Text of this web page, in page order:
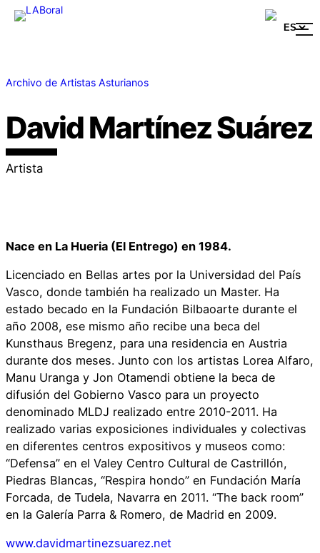
Archivo de Artistas Asturianos
David Martínez Suárez
Artista
Nace en La Hueria (El Entrego) en 1984.
Licenciado en Bellas artes por la Universidad del País
Vasco, donde también ha realizado un Master. Ha
estado becado en la Fundación Bilbaoarte durante el
año 2008, ese mismo año recibe una beca del
Kunsthaus Bregenz, para una residencia en Austria
durante dos meses. Junto con los artistas Lorea Alfaro,
Manu Uranga y Jon Otamendi obtiene la beca de
difusión del Gobierno Vasco para un proyecto
denominado MLDJ realizado entre 2010-2011. Ha
realizado varias exposiciones individuales y colectivas
en diferentes centros expositivos y museos como:
“Defensa” en el Valey Centro Cultural de Castrillón,
Piedras Blancas, “Respira hondo” en Fundación María
Forcada, de Tudela, Navarra en 2011. “The back room”
en la Galería Parra & Romero, de Madrid en 2009.
www.davidmartinezsuarez.net